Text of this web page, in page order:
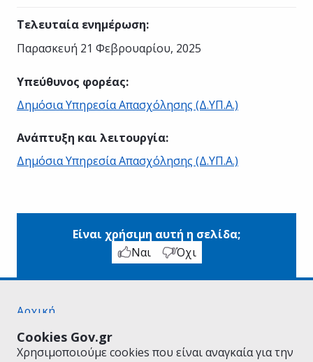
Cookies Gov.gr
Χρησιμοποιούμε cookies που είναι αναγκαία για την
Τελευταία ενημέρωση:
Παρασκευή 21 Φεβρουαρίου, 2025
Υπεύθυνος φορέας:
Δημόσια Υπηρεσία Απασχόλησης (Δ.ΥΠ.Α.)
Ανάπτυξη και λειτουργία:
Δημόσια Υπηρεσία Απασχόλησης (Δ.ΥΠ.Α.)
Είναι χρήσιμη αυτή η σελίδα;
Ναι
Όχι
Αρχική
Όροι Χρήσης